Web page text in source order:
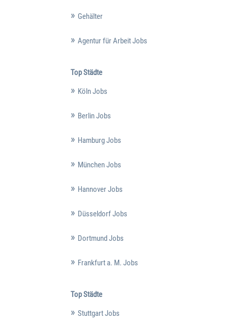
Gehälter
Agentur für Arbeit Jobs
Top Städte
Köln Jobs
Berlin Jobs
Hamburg Jobs
München Jobs
Hannover Jobs
Düsseldorf Jobs
Dortmund Jobs
Frankfurt a. M. Jobs
Top Städte
Stuttgart Jobs